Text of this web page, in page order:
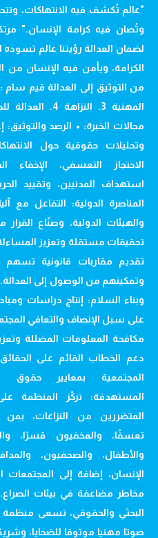
"عالم تُكشف فيه الانتهاكات،
وتُصان فيه كرامة الإنسان."
لضمان العدالة رؤيتنا عالم تسوده
الكرامة، ويأمن فيه الإنسان من
مجالات الخبرة: • الرصد والتوثيق:
وتحليلات حقوقية حول
الاحتجاز التعسفي، الإخفاء
استهداف المدنيين، وتقييد
المناصرة الدولية: التفاعل مع
والهيئات الدولية، وصنّاع
تحقيقات مستقلة وتعزيز
تقديم مقاربات قانونية تسهم
وتمكينهم من الوصول إلى العدالة. •
وبناء السلام: إنتاج دراسات
على سبل الإنصاف والتعافي
مكافحة المعلومات المضللة
دعم الخطاب القائم على
المجتمعية بمعايير حقوق
المستهدفة: تركّز المنظمة
المتضررين من النزاعات،
تعسفًا، والمخفيون قسرًا،
والأطفال، والصحفيون،
الإنسان، إضافة إلى المجتمعات
مخاطر مضاعفة في بيئات
البحثي والحقوقي، تسعى
صوتا مهنيا موثوقا للضحايا،